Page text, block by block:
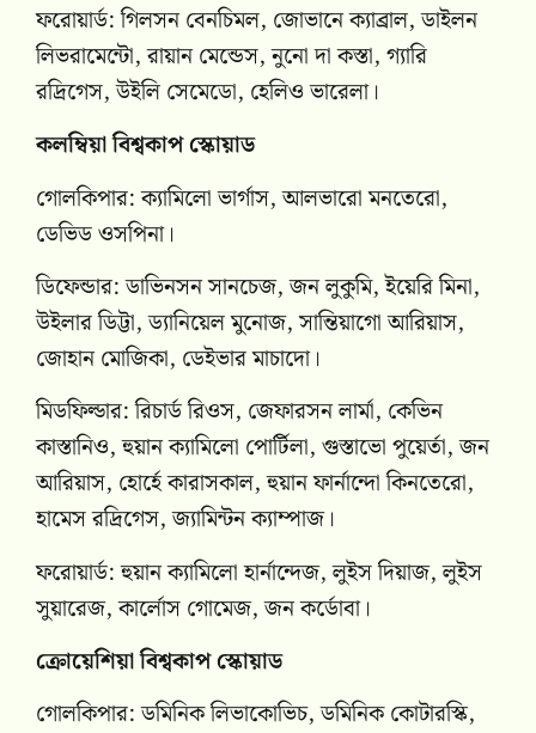
ফরোয়ার্ড: গিলসন বেনচিমল, জোভানে ক্যাব্রাল, ডাইলন
লিভরামেন্টো, রায়ান মেন্ডেস, নুনো দা কস্তা, গ্যারি
রদ্রিগেস, উইলি সেমেডো, হেলিও ভারেলা।
কলম্বিয়া বিশ্বকাপ স্কোয়াড
গোলকিপার: ক্যামিলো ভার্গাস, আলভারো মনতেরো,
ডেভিড ওসপিনা।
ডিফেন্ডার: ডাভিনসন সানচেজ, জন লুকুমি, ইয়েরি মিনা,
উইলার ডিট্টা, ড্যানিয়েল মুনোজ, সান্তিয়াগো আরিয়াস,
জোহান মোজিকা, ডেইভার মাচাদো।
মিডফিল্ডার: রিচার্ড রিওস, জেফারসন লার্মা, কেভিন
কাস্তানিও, হুয়ান ক্যামিলো পোর্টিলা, গুস্তাভো পুয়ের্তা, জন
আরিয়াস, হোর্হে কারাসকাল, হুয়ান ফার্নান্দো কিনতেরো,
হামেস রদ্রিগেস, জ্যামিন্টন ক্যাম্পাজ।
ফরোয়ার্ড: হুয়ান ক্যামিলো হার্নান্দেজ, লুইস দিয়াজ, লুইস
সুয়ারেজ, কার্লোস গোমেজ, জন কর্ডোবা।
ক্রোয়েশিয়া বিশ্বকাপ স্কোয়াড
গোলকিপার: ডমিনিক লিভাকোভিচ, ডমিনিক কোটারস্কি,